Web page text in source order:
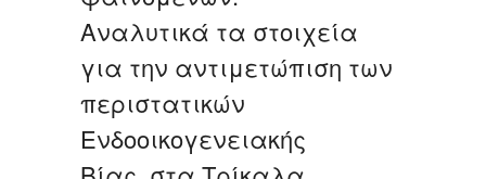
Αναλυτικά τα στοιχεία
για την αντιμετώπιση των
περιστατικών
Ενδοοικογενειακής